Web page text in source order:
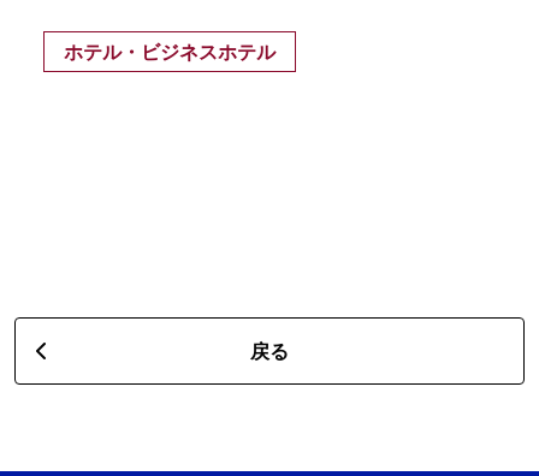
ホテル・ビジネスホテル
戻る